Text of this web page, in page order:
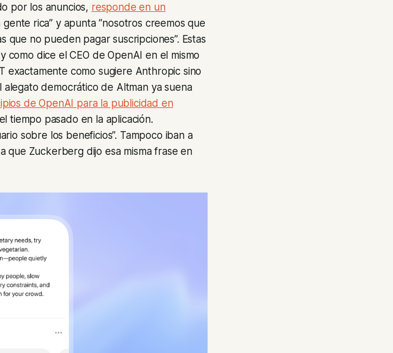
por los anuncios, responde en un
rica” y apunta “nosotros creemos que
no pueden pagar suscripciones”. Estas
dice el CEO de OpenAI en el mismo
exactamente como sugiere Anthropic sino
democrático de Altman ya suena
de OpenAI para la publicidad en
tiempo pasado en la aplicación.
sobre los beneficios”. Tampoco iban a
que Zuckerberg dijo esa misma frase en